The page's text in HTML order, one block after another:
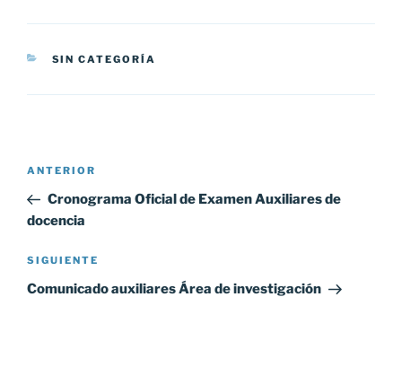
CATEGORÍAS
SIN CATEGORÍA
Navegación
entradas
Entrada
anterior:
ANTERIOR
Cronograma Oficial de Examen Auxiliares de
docencia
Siguiente
entrada
SIGUIENTE
Comunicado auxiliares Área de investigación